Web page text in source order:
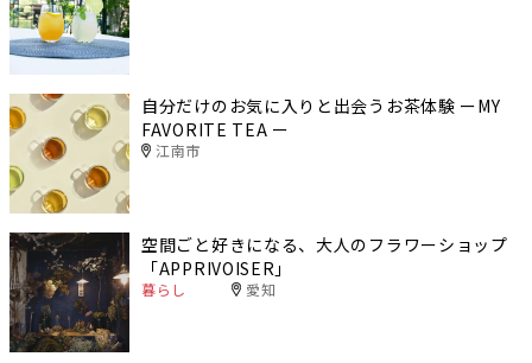
自分だけのお気に入りと出会うお茶体験 ーMY
FAVORITE TEA ー
江南市
空間ごと好きになる、大人のフラワーショップ
「APPRIVOISER」
暮らし 愛知